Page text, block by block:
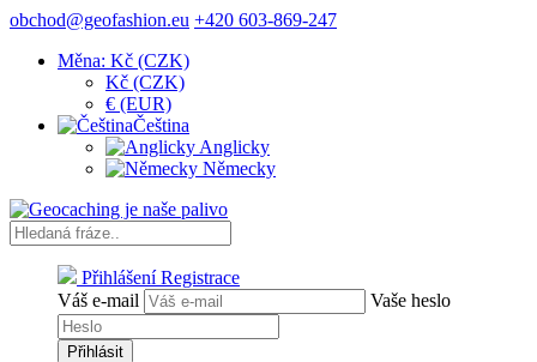
obchod@geofashion.eu +420 603-869-247
Měna: Kč (CZK)
Kč (CZK)
€ (EUR)
Čeština
Anglicky
Německy
Přihlášení Registrace
Váš e-mail
Vaše heslo
Přihlásit